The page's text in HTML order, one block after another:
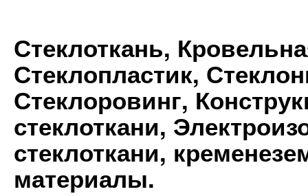
Стеклоткань,
Стеклопластик,
Стеклоровинг,
стеклоткани,
стеклоткани,
материалы.